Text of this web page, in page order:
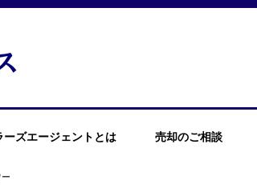
ーズエージェントとは 売却のご相談